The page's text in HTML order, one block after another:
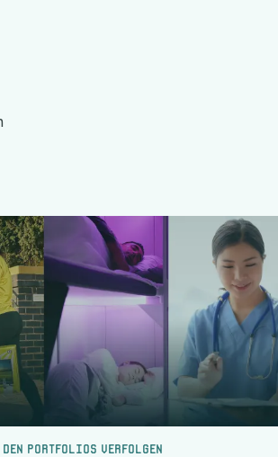
den Portfolios verfolgen